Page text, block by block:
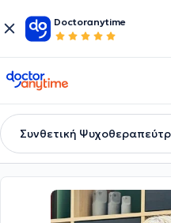
Doctoranytime
doctoranytime